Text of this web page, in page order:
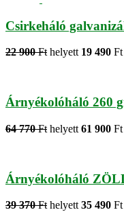
Csirkeháló
22 900 Ft helyett 19 490 Ft
Árnyékolóháló 260
64 770 Ft helyett 61 900 Ft
Árnyékolóháló
39 370 Ft helyett 35 490 Ft